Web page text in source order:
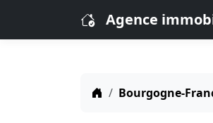
Agence
Bourgogne-